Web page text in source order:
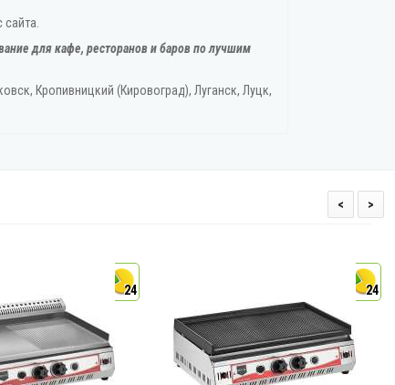
для кафе, ресторанов и баров по лучшим
Кропивницкий‎ (Кировоград), Луганск, Луцк,
24 24
< >